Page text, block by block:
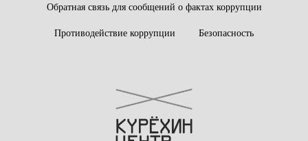
Обратная связь для сообщений о фактах коррупции
Противодействие коррупции Безопасность